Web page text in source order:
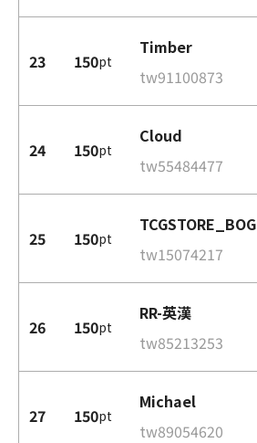
23 150pt
Timber
tw91100873
24 150pt
Cloud
tw55484477
25 150pt
TCGSTORE_BOG
tw15074217
26 150pt
RR-英漢
tw85213253
27 150pt
Michael
tw89054620